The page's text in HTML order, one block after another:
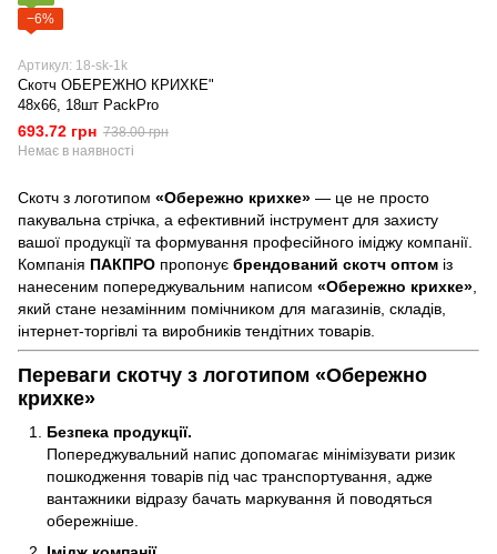
−6%
Артикул: 18-sk-1k
Скотч ОБЕРЕЖНО КРИХКЕ"
48х66, 18шт PackPro
693.72 грн 738.00 грн
Немає в наявності
Скотч з логотипом «Обережно крихке» — це не просто
пакувальна стрічка, а ефективний інструмент для захисту
вашої продукції та формування професійного іміджу компанії.
Компанія ПАКПРО пропонує брендований скотч оптом із
нанесеним попереджувальним написом «Обережно крихке»
який стане незамінним помічником для магазинів, складів,
інтернет-торгівлі та виробників тендітних товарів.
Переваги скотчу з логотипом «Обережно
крихке»
Безпека продукції.
Попереджувальний напис допомагає мінімізувати ризик
пошкодження товарів під час транспортування, адже
вантажники відразу бачать маркування й поводяться
обережніше.